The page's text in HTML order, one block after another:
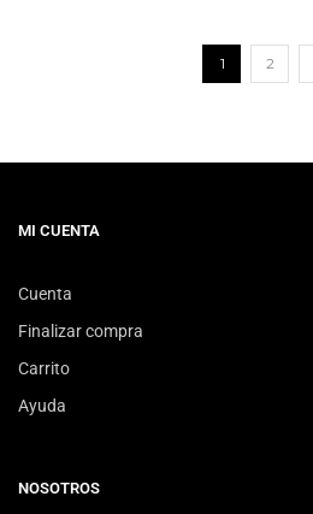
1 2
MI CUENTA
Cuenta
Finalizar compra
Carrito
Ayuda
NOSOTROS